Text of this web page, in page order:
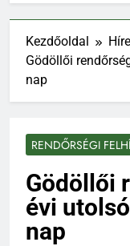
Kezdőoldal
Gödöllői
nap
RENDŐRSÉGI
Gödöllői
évi
nap